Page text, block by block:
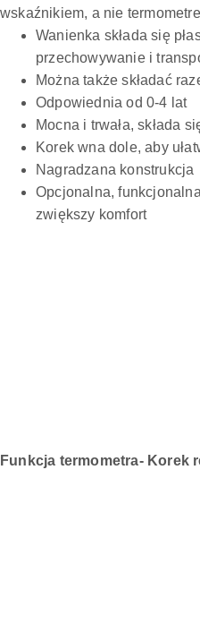
wskaźnikiem, a nie
Wanienka składa się
przechowywanie i
Można także składać
Odpowiednia od 0-4 lat
Mocna i trwała, składa
Korek wna dole, aby
Nagradzana konstrukcja
Opcjonalna,
zwiększy komfort
Funkcja termometra- Korek